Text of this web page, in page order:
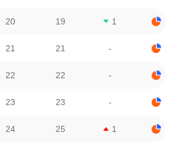
20 19 1
21 21 -
22 22 -
23 23 -
24 25 1